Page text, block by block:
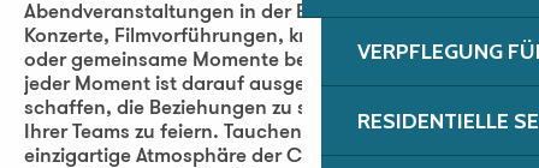
VERPFLEGUNG
RESIDENTIELLE
Abendveranstaltungen in der Bretagne. Festliche
Konzerte, Filmvorführungen, kreative Workshops
oder gemeinsame Momente bei einem Cocktail…
jeder Moment ist darauf ausgelegt, Geselligkeit zu
schaffen, die Beziehungen zu stärken und die Erfolge
Ihrer Teams zu feiern. Tauchen Sie ein in die
einzigartige Atmosphäre der Côte de Granit Rose, wo